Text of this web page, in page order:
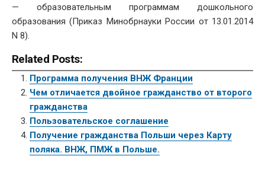
— образовательным программам дошкольного
образования (Приказ Минобрнауки России от 13.01.2014
N 8).
Related Posts:
Программа получения ВНЖ Франции
Чем отличается двойное гражданство от второго
гражданства
Пользовательское соглашение
Получение гражданства Польши через Карту
поляка. ВНЖ, ПМЖ в Польше.